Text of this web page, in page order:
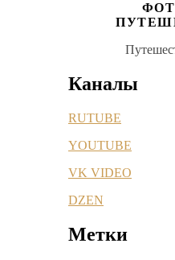
Каналы
RUTUBE
YOUTUBE
VK VIDEO
DZEN
Метки